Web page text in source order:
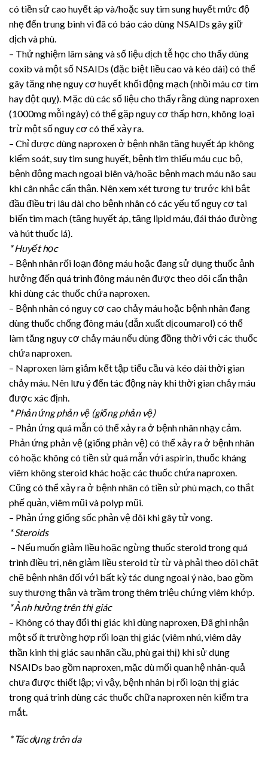
có tiền sử cao huyết áp và/hoặc suy tim sung huyết mức độ
nhẹ đến trung bình vì đã có báo cáo dùng NSAIDs gây giữ
dịch và phù.
– Thử nghiệm lâm sàng và số liệu dịch tễ học cho thấy dùng
coxib và một số NSAIDs (đặc biệt liều cao và kéo dài) có thể
gây tăng nhẹ nguy cơ huyết khối động mạch (nhồi máu cơ tim
hay đột quỵ). Mặc dù các số liệu cho thấy rằng dùng naproxen
(1000mg mỗi ngày) có thể gặp nguy cơ thấp hơn, không loại
trừ một số nguy cơ có thể xảy ra.
– Chỉ được dùng naproxen ở bệnh nhân tăng huyết áp không
kiểm soát, suy tim sung huyết, bệnh tim thiếu máu cục bộ,
bệnh động mạch ngoại biên và/hoặc bệnh mạch máu não sau
khi cân nhắc cẩn thận. Nên xem xét tương tự trước khi bắt
đầu điều trị lâu dài cho bệnh nhân có các yếu tố nguy cơ tai
biến tim mạch (tăng huyết áp, tăng lipid máu, đái tháo đường
và hút thuốc lá).
* Huyết học
– Bệnh nhân rối loạn đông máu hoặc đang sử dụng thuốc ảnh
hưởng đến quá trình đông máu nên được theo dõi cẩn thận
khi dùng các thuốc chứa naproxen.
– Bệnh nhân có nguy cơ cao chảy máu hoặc bệnh nhân đang
dùng thuốc chống đông máu (dẫn xuất dịcoumarol) có thể
làm tăng nguy cơ chảy máu nếu dùng đồng thời với các thuốc
chứa naproxen.
– Naproxen làm giảm kết tập tiểu cầu và kéo dài thời gian
chảy máu. Nên lưu ý đến tác động này khi thời gian chảy máu
được xác định.
* Phản ứng phản vệ (giống phản vệ)
– Phản ứng quá mẫn có thể xảy ra ở bệnh nhân nhạy cảm.
Phản ứng phản vệ (giống phản vệ) có thể xảy ra ở bệnh nhân
có hoặc không có tiền sử quá mẫn với aspirin, thuốc kháng
viêm không steroid khác hoặc các thuốc chứa naproxen.
Cũng có thể xảy ra ở bệnh nhân có tiền sử phù mạch, co thắt
phế quản, viêm mũi và polyp mũi.
– Phản ứng giống sốc phản vệ đôi khi gây tử vong.
* Steroids
– Nếu muốn giảm liều hoặc ngừng thuốc steroid trong quá
trình điều trị, nên giảm liều steroid từ từ và phải theo dõi chặt
chẽ bệnh nhân đối với bất kỳ tác dụng ngoại ý nào, bao gồm
suy thượng thận và trầm trọng thêm triệu chứng viêm khớp.
* Ảnh hưởng trên thị giác
– Không có thay đổi thị giác khi dùng naproxen, Đã ghi nhận
một số ít trường hợp rối loạn thị giác (viêm nhú, viêm dây
thần kinh thị giác sau nhãn cầu, phù gai thị) khi sử dụng
NSAIDs bao gồm naproxen, mặc dù mối quan hệ nhân-quả
chưa được thiết lập; vì vậy, bệnh nhân bị rối loạn thị giác
trong quá trình dùng các thuốc chữa naproxen nên kiểm tra
mắt.
* Tác dụng trên da